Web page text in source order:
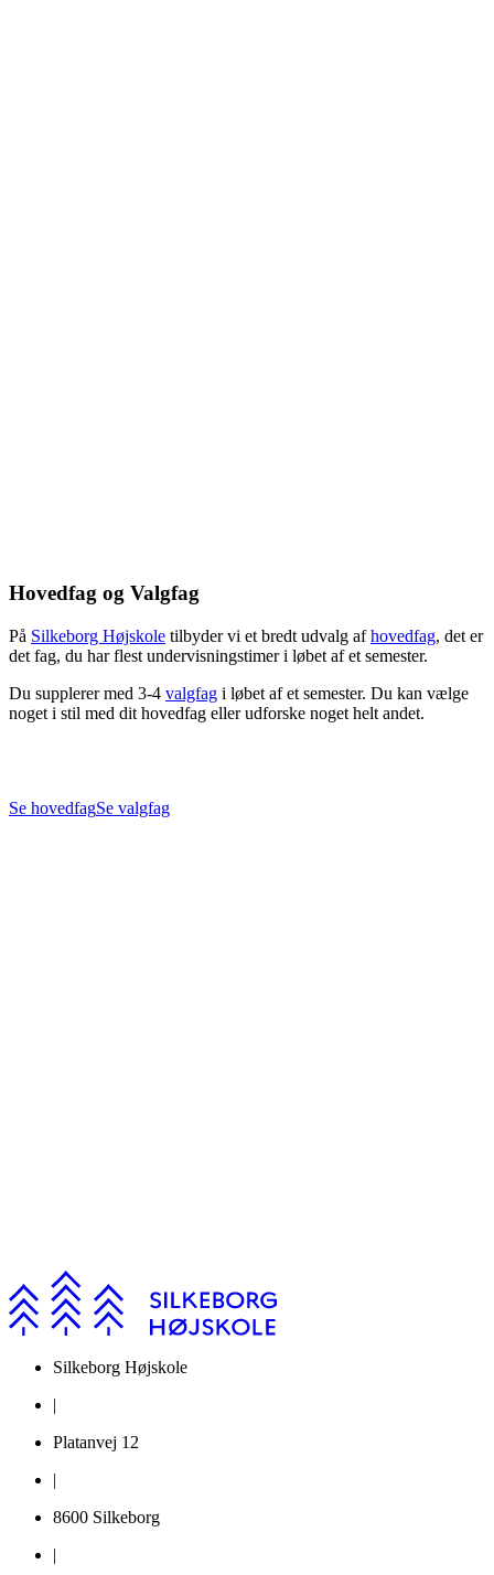
Hovedfag og Valgfag
På Silkeborg Højskole tilbyder vi et bredt udvalg afhovedfag, det er
det fag, du har flest undervisningstimer i løbet af et semester.
Du supplerer med 3-4 valgfag i løbet af et semester. Du kan vælge
noget i stil med dit hovedfag eller udforske noget helt andet.
Se hovedfagSe valgfag
Silkeborg Højskole
|
Platanvej 12
|
8600 Silkeborg
|